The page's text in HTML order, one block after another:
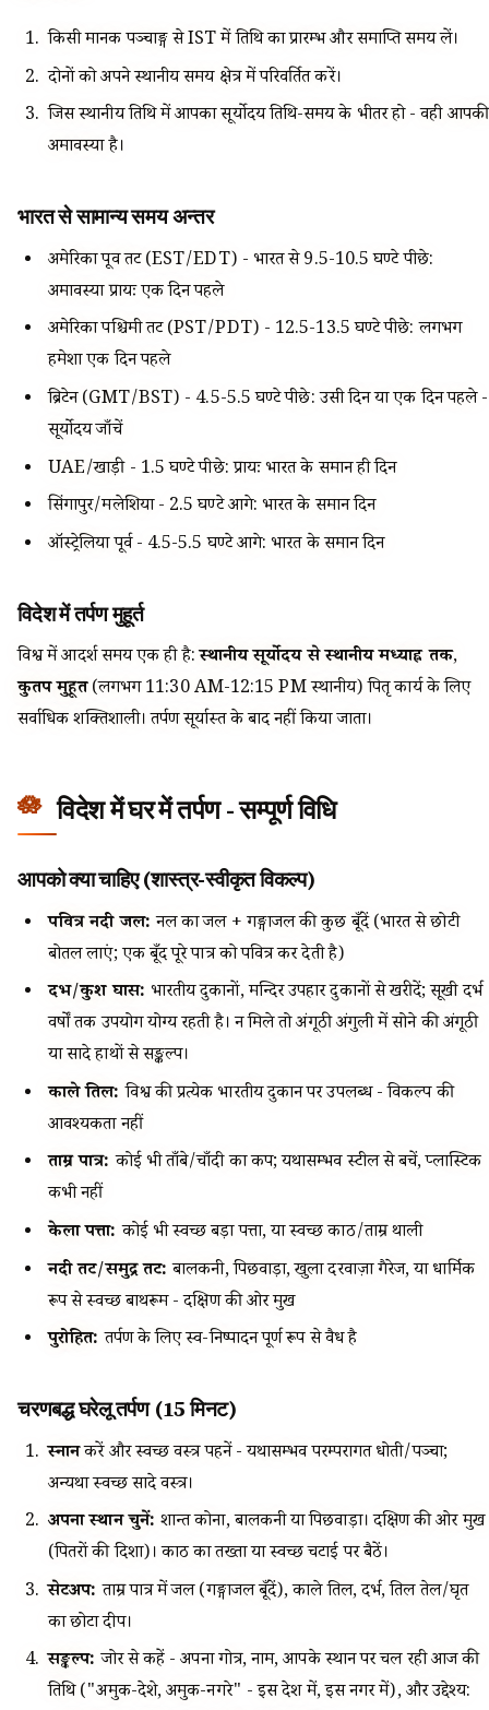
किसी मानक पञ्चाङ्ग से IST में तिथि का प्रारम्भ और समाप्ति समय लें।
दोनों को अपने स्थानीय समय क्षेत्र में परिवर्तित करें।
जिस स्थानीय तिथि में आपका सूर्योदय तिथि-समय के भीतर हो - वही आपकी
अमावस्या है।
भारत से सामान्य समय अन्तर
अमेरिका पूर्वी तट (EST/EDT) - भारत से 9.5-10.5 घण्टे पीछे:
अमावस्या प्रायः एक दिन पहले
अमेरिका पश्चिमी तट (PST/PDT) - 12.5-13.5 घण्टे पीछे: लगभग
हमेशा एक दिन पहले
ब्रिटेन (GMT/BST) - 4.5-5.5 घण्टे पीछे: उसी दिन या एक दिन पहले -
सूर्योदय जाँचें
UAE/खाड़ी - 1.5 घण्टे पीछे: प्रायः भारत के समान ही दिन
सिंगापुर/मलेशिया - 2.5 घण्टे आगे: भारत के समान दिन
ऑस्ट्रेलिया पूर्व - 4.5-5.5 घण्टे आगे: भारत के समान दिन
विदेश में तर्पण मुहूर्त
विश्व में आदर्श समय एक ही है:स्थानीय सूर्योदय से स्थानीय मध्याह्न तक,
कुतप मुहूर्त(लगभग 11:30 AM-12:15 PM स्थानीय) पितृ कार्य के लिए
सर्वाधिक शक्तिशाली। तर्पण सूर्यास्त के बाद नहीं किया जाता।
विदेश में घर में तर्पण - सम्पूर्ण विधि
आपको क्या चाहिए (शास्त्र-स्वीकृत विकल्प)
पवित्र नदी जल:नल का जल + गङ्गाजल की कुछ बूँदें (भारत से छोटी
बोतल लाएं; एक बूँद पूरे पात्र को पवित्र कर देती है)
दर्भ/कुश घास: भारतीय दुकानों, मन्दिर उपहार दुकानों से खरीदें; सूखी दर्भ
वर्षों तक उपयोग योग्य रहती है। न मिले तो अंगूठी अंगुली में सोने की अंगूठी
या सादे हाथों से सङ्कल्प।
काले तिल:विश्व की प्रत्येक भारतीय दुकान पर उपलब्ध - विकल्प की
आवश्यकता नहीं
ताम्र पात्र:कोई भी ताँबे/चाँदी का कप; यथासम्भव स्टील से बचें, प्लास्टिक
कभी नहीं
केला पत्ता:कोई भी स्वच्छ बड़ा पत्ता, या स्वच्छ काठ/ताम्र थाली
नदी तट/समुद्र तट:बालकनी, पिछवाड़ा, खुला दरवाज़ा गैरेज, या धार्मिक
रूप से स्वच्छ बाथरूम - दक्षिण की ओर मुख
पुरोहित:तर्पण के लिए स्व-निष्पादन पूर्ण रूप से वैध है
चरणबद्ध घरेलू तर्पण (15 मिनट)
स्नानकरें और स्वच्छ वस्त्र पहनें - यथासम्भव परम्परागत धोती/पञ्चा;
अन्यथा स्वच्छ सादे वस्त्र।
अपना स्थान चुनें:शान्त कोना, बालकनी या पिछवाड़ा। दक्षिण की ओर मुख
(पितरों की दिशा)। काठ का तख्ता या स्वच्छ चटाई पर बैठें।
सेटअप:ताम्र पात्र में जल (गङ्गाजल बूँदें), काले तिल, दर्भ, तिल तेल/घृत
का छोटा दीप।
सङ्कल्प:जोर से कहें - अपना गोत्र, नाम, आपके स्थान पर चल रही आज की
तिथि ("अमुक-देशे, अमुक-नगरे" - इस देश में, इस नगर में), और उद्देश्य: